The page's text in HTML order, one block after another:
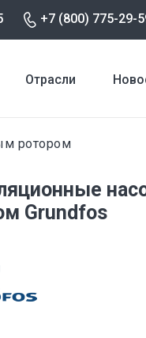
+7 (800) 775-29-
Отрасли
ротором
Grundfos